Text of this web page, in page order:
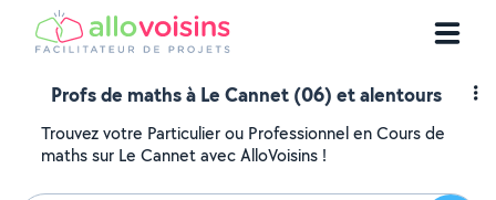
Profs de maths à Le Cannet (06) et alentours
Trouvez votre Particulier ou Professionnel en Cours de
maths sur Le Cannet avec AlloVoisins !